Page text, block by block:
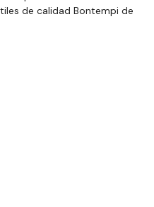
de calidad Bontempi de